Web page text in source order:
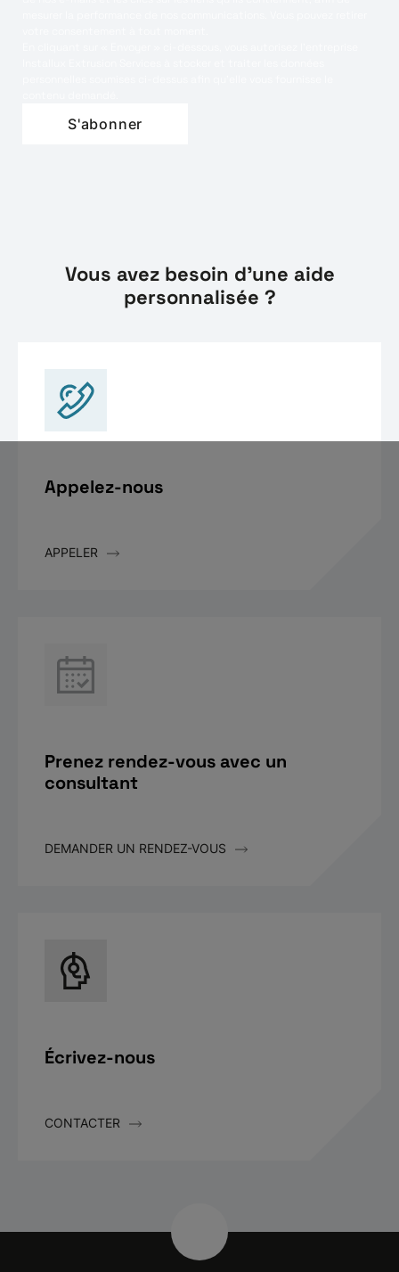
Vous avez besoin d'une aide
personnalisée ?
Appelez-nous
APPELER
Prenez rendez-vous avec un
consultant
DEMANDER UN RENDEZ-VOUS
Écrivez-nous
CONTACTER